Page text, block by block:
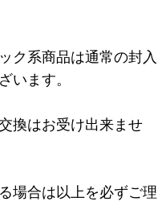
ク系商品は通常の封入
います。
換はお受け出来ませ
場合は以上を必ずご理